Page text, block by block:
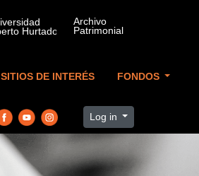
SITIOS DE INTERÉS FONDOS
Log in